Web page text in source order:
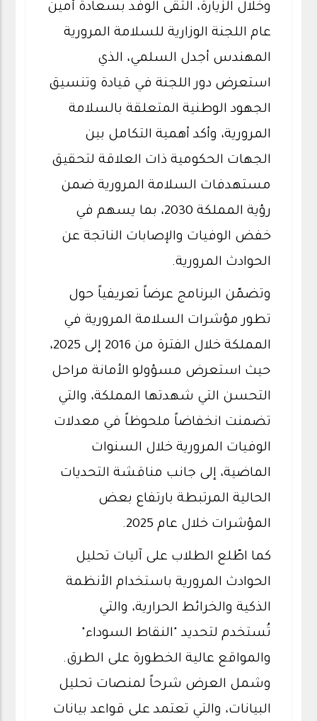
وخلال الزيارة، التقى الوفد بسعادة أمين
عام اللجنة الوزارية للسلامة المرورية
المهندس أجدل السلمي، الذي
استعرض دور اللجنة في قيادة وتنسيق
الجهود الوطنية المتعلقة بالسلامة
المرورية، وأكد أهمية التكامل بين
الجهات الحكومية ذات العلاقة لتحقيق
مستهدفات السلامة المرورية ضمن
رؤية المملكة 2030، بما يسهم في
خفض الوفيات والإصابات الناتجة عن
الحوادث المرورية.
وتضمّن البرنامج عرضاً تعريفياً حول
تطور مؤشرات السلامة المرورية في
المملكة خلال الفترة من 2016 إلى 2025،
حيث استعرض مسؤولو الأمانة مراحل
التحسن التي شهدتها المملكة، والتي
تضمنت انخفاضاً ملحوظاً في معدلات
الوفيات المرورية خلال السنوات
الماضية، إلى جانب مناقشة التحديات
الحالية المرتبطة بارتفاع بعض
المؤشرات خلال عام 2025.
كما اطّلع الطلاب على آليات تحليل
الحوادث المرورية باستخدام الأنظمة
الذكية والخرائط الحرارية، والتي
تُستخدم لتحديد "النقاط السوداء"
والمواقع عالية الخطورة على الطرق.
وشمل العرض شرحاً لمنصات تحليل
البيانات، والتي تعتمد على قواعد بيانات